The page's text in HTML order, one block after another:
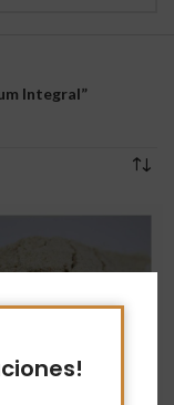
Integral”